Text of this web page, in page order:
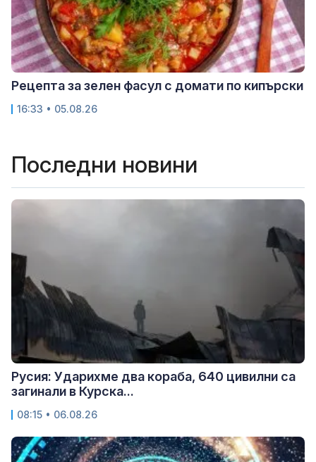
Рецепта за зелен фасул с домати по кипърски
16:33 • 05.08.26
Последни новини
Русия: Ударихме два кораба, 640 цивилни са
загинали в Курска...
08:15 • 06.08.26